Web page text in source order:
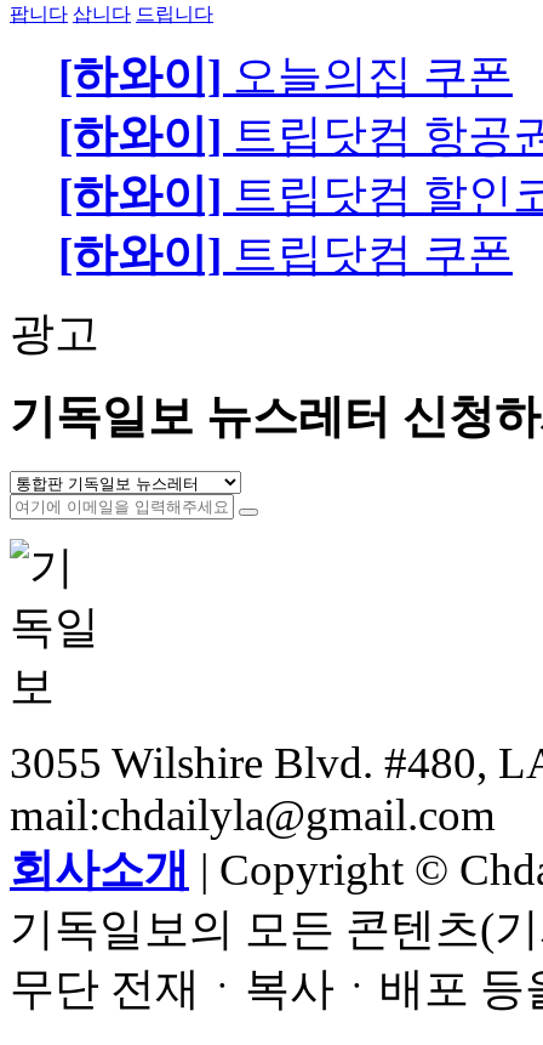
팝니다 삽니다 드립니다
[하와이] 오늘의집 쿠폰
[하와이] 트립닷컴 항공
[하와이] 트립닷컴 할인
[하와이] 트립닷컴 쿠폰
광고
기독일보 뉴스레터 신청
3055 Wilshire Blvd. #480,
mail:chdailyla@gmail.com
회사소개 | Copyright ©
기독일보의 모든 콘텐츠(
무단 전재ㆍ복사ㆍ배포 등